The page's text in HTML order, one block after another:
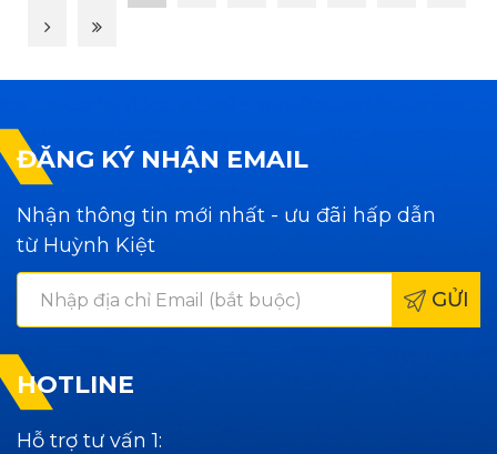
ĐĂNG KÝ NHẬN EMAIL
Nhận thông tin mới nhất - ưu đãi hấp dẫn
từ Huỳnh Kiệt
GỬI
HOTLINE
Hỗ trợ tư vấn 1: